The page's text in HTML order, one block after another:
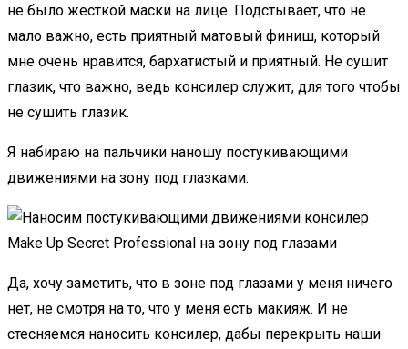
не было жесткой маски на лице. Подстывает, что не
мало важно, есть приятный матовый финиш, который
мне очень нравится, бархатистый и приятный. Не сушит
глазик, что важно, ведь консилер служит, для того чтобы
не сушить глазик.
Я набираю на пальчики наношу постукивающими
движениями на зону под глазками.
Да, хочу заметить, что в зоне под глазами у меня ничего
нет, не смотря на то, что у меня есть макияж. И не
стесняемся наносить консилер, дабы перекрыть наши